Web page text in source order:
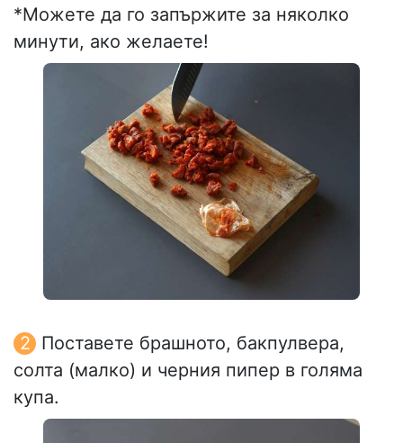
*Можете да го запържите за няколко
минути, ако желаете!
Поставете брашното, бакпулвера,
солта (малко) и черния пипер в голяма
купа.